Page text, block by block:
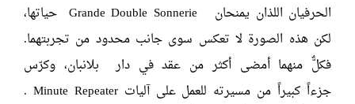
الحرفيان اللذان يمنحان Grande Double Sonnerie حياتها،
لكن هذه الصورة لا تعكس سوى جانب محدود من تجربتهما.
فكلٌّ منهما أمضى أكثر من عقد في دار بلانبان، وكرّس
جزءاً كبيراً من مسيرته للعمل على آلياتMinute Repeater
.